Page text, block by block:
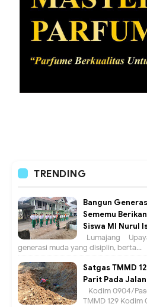
TRENDING
Bangun
Sememu
Siswa MI Nurul
Lumajang –
generasi muda yang disiplin, berta...
Satgas TMMD
Parit Pada
Kodim 0904/
TMMD 129 Kodim